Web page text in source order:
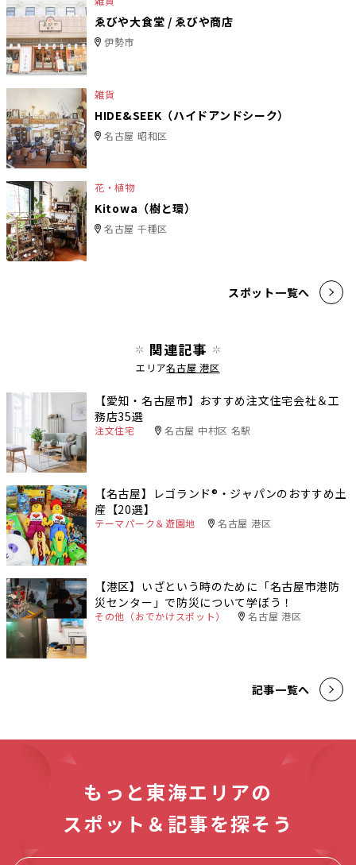
ゑびや大食堂 / ゑびや商店
伊勢市
雑貨
HIDE&SEEK（ハイドアンドシーク）
名古屋 昭和区
花・植物
Kitowa（樹と環）
名古屋 千種区
スポット一覧へ
関連記事
エリア名古屋 港区
【愛知・名古屋市】おすすめ注文住宅会社＆工
務店35選
注文住宅 名古屋 中村区 名駅
【名古屋】レゴランド®・ジャパンのおすすめ土
産【20選】
テーマパーク＆遊園地 名古屋 港区
【港区】いざという時のために「名古屋市港防
災センター」で防災について学ぼう！
その他（おでかけスポット） 名古屋 港区
記事一覧へ
もっと東海エリアの
スポット＆記事を探そう